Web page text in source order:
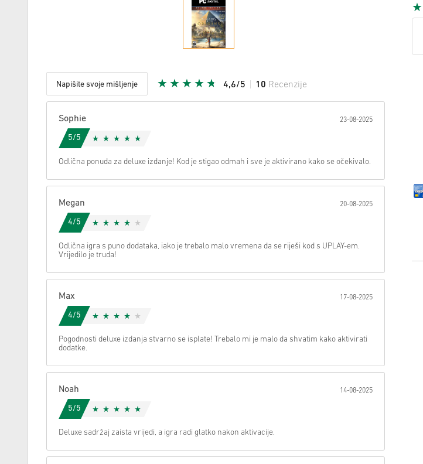
Napišite svoje mišljenje 4,6/5 10 Recenzije
Možemo li vam pomoći oko nečega?
Sophie 23-08-2025
5/5
Odlična ponuda za deluxe izdanje! Kod je stigao odmah i sve je aktivirano kako se očekivalo.
Megan 20-08-2025
4/5
Odlična igra s puno dodataka, iako je trebalo malo vremena da se riješi kod s UPLAY-em.
Vrijedilo je truda!
Max 17-08-2025
4/5
Pogodnosti deluxe izdanja stvarno se isplate! Trebalo mi je malo da shvatim kako aktivirati
dodatke.
Noah 14-08-2025
5/5
Deluxe sadržaj zaista vrijedi, a igra radi glatko nakon aktivacije.